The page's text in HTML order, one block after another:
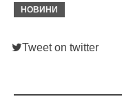
НОВИНИ
Tweet on twitter